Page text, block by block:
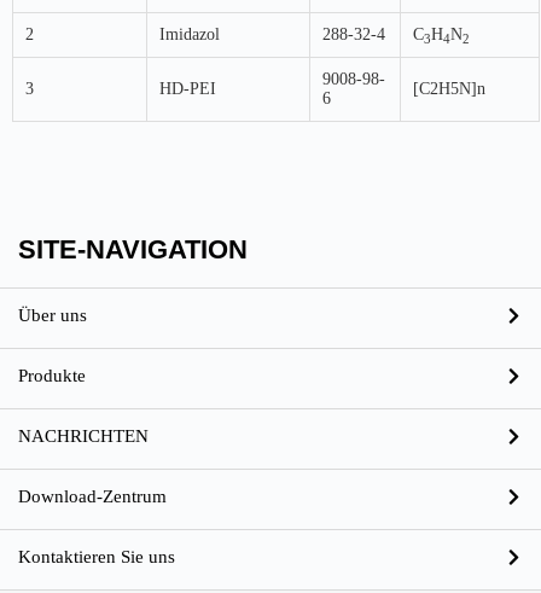
2 Imidazol 288-32-4 C3H4N2
3 HD-PEI
9008-98-
6
[C2H5N]n
SITE-NAVIGATION
Über uns
Produkte
NACHRICHTEN
Download-Zentrum
Kontaktieren Sie uns